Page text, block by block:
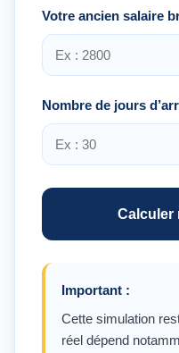
Votre ancien salaire
Nombre de jours
Calculer
Important :
Cette simulation
réel dépend